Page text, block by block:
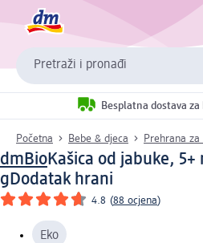
Pretraži i pronađi
Besplatna dostava
Početna Bebe & djeca Prehrana
dmBioKašica od jabuke, 5+
gDodatak hrani
4.8 (88 ocjena)
Eko